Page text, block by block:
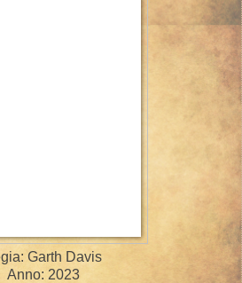
Garth Davis
Anno: 2023